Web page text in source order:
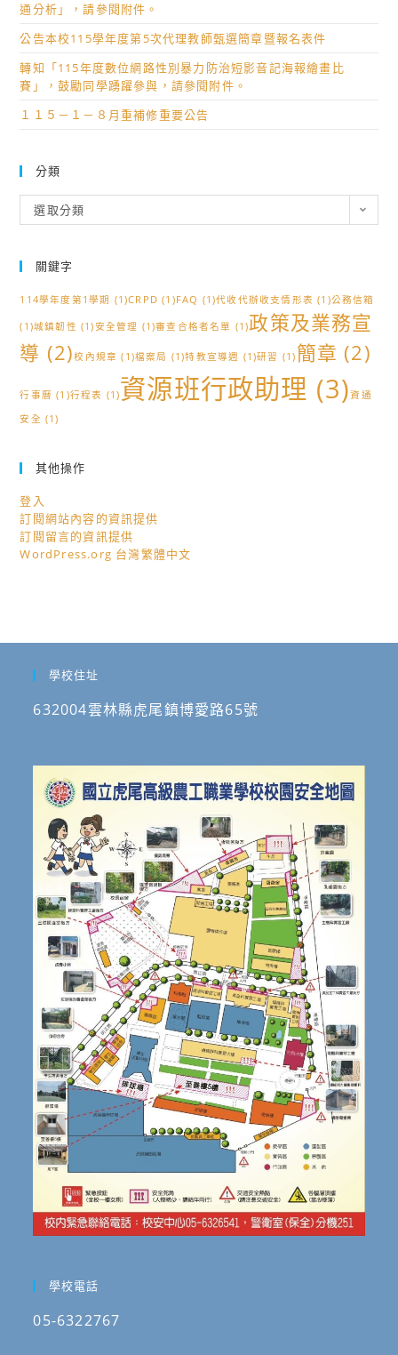
通分析」，請參閱附件。
公告本校115學年度第5次代理教師甄選簡章暨報名表件
轉知「115年度數位網路性別暴力防治短影音記海報繪畫比
賽」，鼓勵同學踴躍參與，請參閱附件。
１１５－１－８月重補修重要公告
分類
類
選取分類
關鍵字
114學年度第1學期 (1)CRPD (1)FAQ (1)代收代辦收支情形表 (1)公務信箱
(1)城鎮韌性 (1)安全管理 (1)審查合格者名單 (1)政策及業務宣
導 (2)校內規章 (1)檔案局 (1)特教宣導週 (1)研習 (1) 簡章 (2)
行事曆 (1)行程表 (1)資源班行政助理 (3)資通
安全 (1)
其他操作
登入
訂閱網站內容的資訊提供
訂閱留言的資訊提供
WordPress.org 台灣繁體中文
學校住址
632004雲林縣虎尾鎮博愛路65號
學校電話
05-6322767